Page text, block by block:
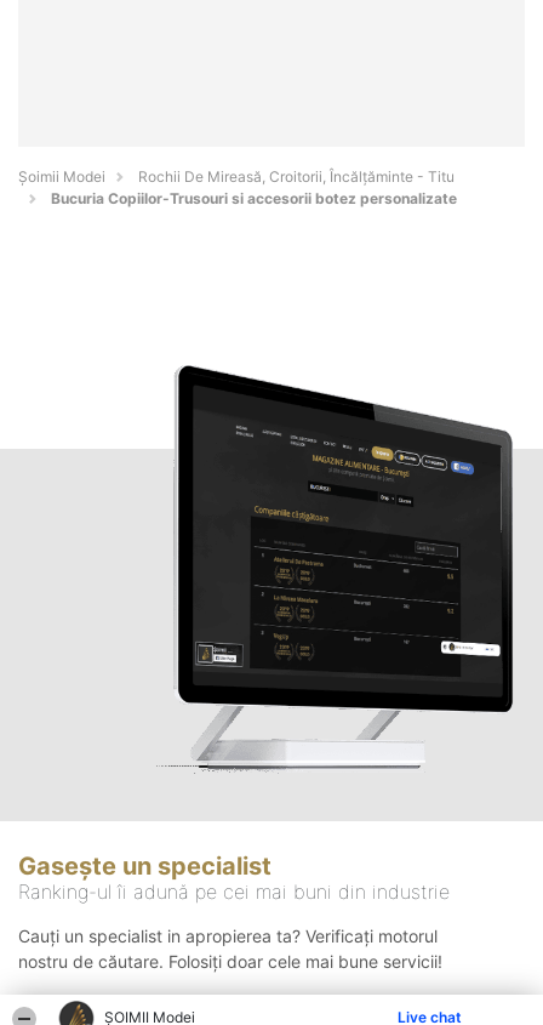
ȘOIMII Modei Live chat
Șoimii Modei
Rochii De Mireasă, Croitorii, Încălțăminte - Titu
Bucuria Copiilor-Trusouri si accesorii botez personalizate
Gasește un specialist
Ranking-ul îi adună pe cei mai buni din industrie
Cauți un specialist in apropierea ta? Verificați motorul
nostru de căutare. Folosiți doar cele mai bune servicii!